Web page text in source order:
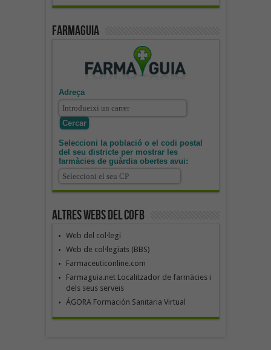
Farmaguia
Adreça
Seleccioni la població o el codi postal
del seu districte per mostrar les
farmàcies de guàrdia obertes avui:
Altres webs del COFB
Web del col·legi
Web de col·legiats (BBS)
Farmaceuticonline.com
Farmaguia.net Localitzador de farmàcies i
dels seus serveis
ÁGORA Formación Sanitaria Virtual